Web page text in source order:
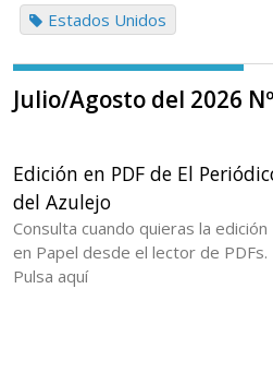
Estados Unidos
Julio/Agosto del 2026
Edición en PDF de El
del Azulejo
Consulta cuando quieras la edición
en Papel desde el lector de PDFs.
Pulsa aquí